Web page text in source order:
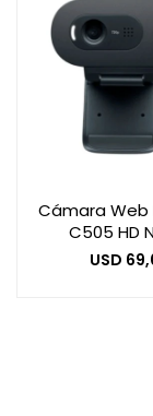
Cámara Web
C505 HD
USD
Informática
Audio, Foto y
Smart Home